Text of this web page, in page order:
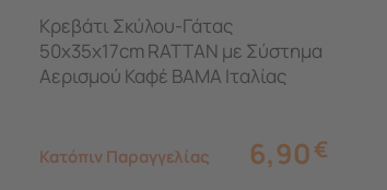
Κρεβάτι Σκύλου-Γάτας
50x35x17cm RATTAN με Σύστημα
Αερισμού Καφέ BAMA Ιταλίας
Κατόπιν Παραγγελίας 6,90€